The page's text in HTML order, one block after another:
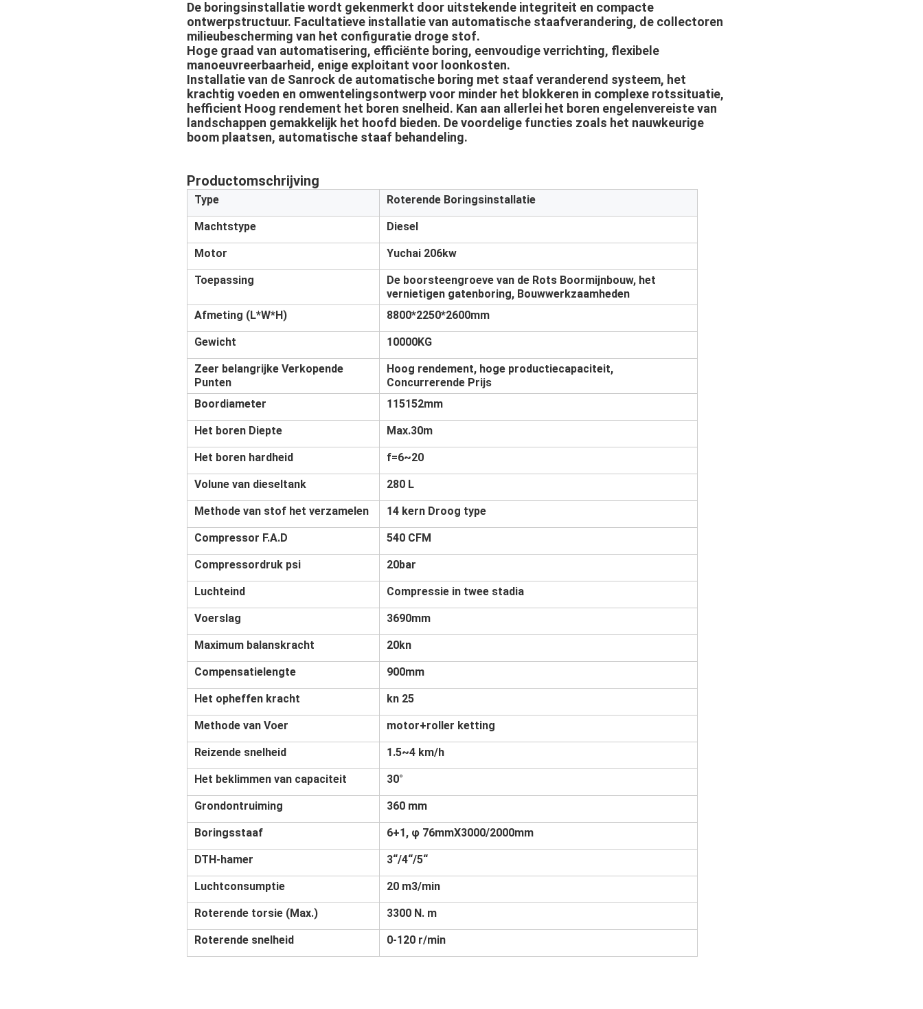
De boringsinstallatie wordt gekenmerkt door uitstekende integriteit en compacte
ontwerpstructuur. Facultatieve installatie van automatische staafverandering, de collectoren
milieubescherming van het configuratie droge stof.
Hoge graad van automatisering, efficiënte boring, eenvoudige verrichting, flexibele
manoeuvreerbaarheid, enige exploitant voor loonkosten.
Installatie van de Sanrock de automatische boring met staaf veranderend systeem, het
krachtig voeden en omwentelingsontwerp voor minder het blokkeren in complexe rotssituatie,
hefficient Hoog rendement het boren snelheid. Kan aan allerlei het boren engelenvereiste van
landschappen gemakkelijk het hoofd bieden. De voordelige functies zoals het nauwkeurige
boom plaatsen, automatische staaf behandeling.